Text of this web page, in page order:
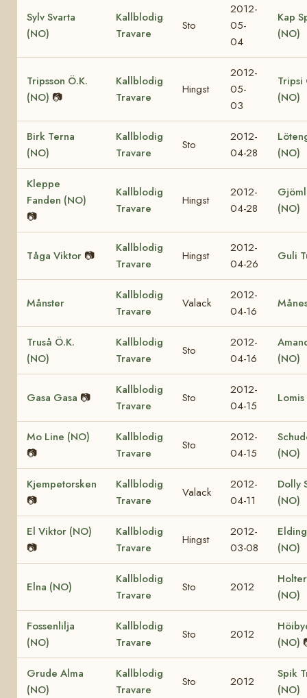
Sylv Svarta
(NO)
Kallblodig
Travare
Sto
2012-
05-
04
Kap
(NO)
Tripsson Ö.K.
(NO) 📷
Kallblodig
Travare
Hingst
2012-
05-
03
Tripsi
(NO)
Birk Terna
(NO)
Kallblodig
Travare
Sto
2012-
04-28
(NO)
Kleppe
Fanden (NO)
📷
Kallblodig
Travare
Hingst
2012-
04-28
(NO)
Tåga Viktor 📷
Kallblodig
Travare
Hingst
2012-
04-26
Guli
Månster
Kallblodig
Travare
Valack
2012-
04-16
Truså Ö.K.
(NO)
Kallblodig
Travare
Sto
2012-
04-16
(NO)
Gasa Gasa 📷
Kallblodig
Travare
Sto
2012-
04-15
Lomis
Mo Line (NO)
📷
Kallblodig
Travare
Sto
2012-
04-15
(NO)
Kjempetorsken
📷
Kallblodig
Travare
Valack
2012-
04-11
Dolly
(NO)
El Viktor (NO)
📷
Kallblodig
Travare
Hingst
2012-
03-08
(NO)
Elna (NO)
Kallblodig
Travare
Sto 2012
(NO)
Fossenlilja
(NO)
Kallblodig
Travare
Sto 2012
(NO)
Grude Alma
(NO)
Kallblodig
Travare
Sto 2012
Spik
(NO)